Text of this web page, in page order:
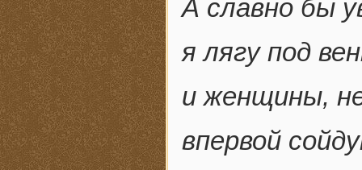
А славно бы
я лягу под
и женщины,
впервой